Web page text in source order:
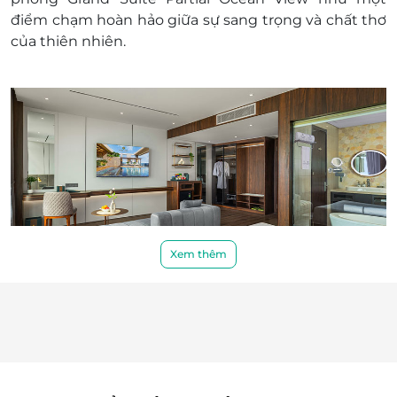
chi phí phát sinh khác
Chính sách trẻ em và giường phụ:
Trẻ em từ 6 - 11 tuổi ngủ chung giường với
bố mẹ, bao gồm ăn sáng: 300,000 VNĐ
Trẻ em dưới 6 tuổi ngủ chung giường với bố
mẹ: Miễn phí
Điều kiện đặt & nhận phòng:
Đặt ít nhất 7 - 10 ngày trước ngày đến lưu trú
(tùy tình trạng phòng). Giai đoạn cao điểm
cần đặt trước 3 tuần
Giờ nhận phòng: Sau 14h00 / Giờ trả phòng:
điểm chạm hoàn hảo giữa sự sang trọng và chất thơ
của thiên nhiên.
Xem thêm